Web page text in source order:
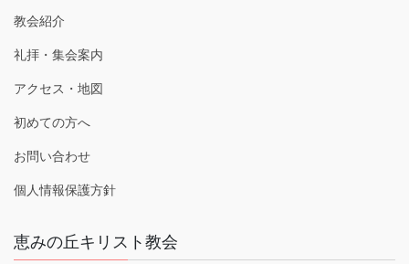
教会紹介
礼拝・集会案内
アクセス・地図
初めての方へ
お問い合わせ
個人情報保護方針
恵みの丘キリスト教会